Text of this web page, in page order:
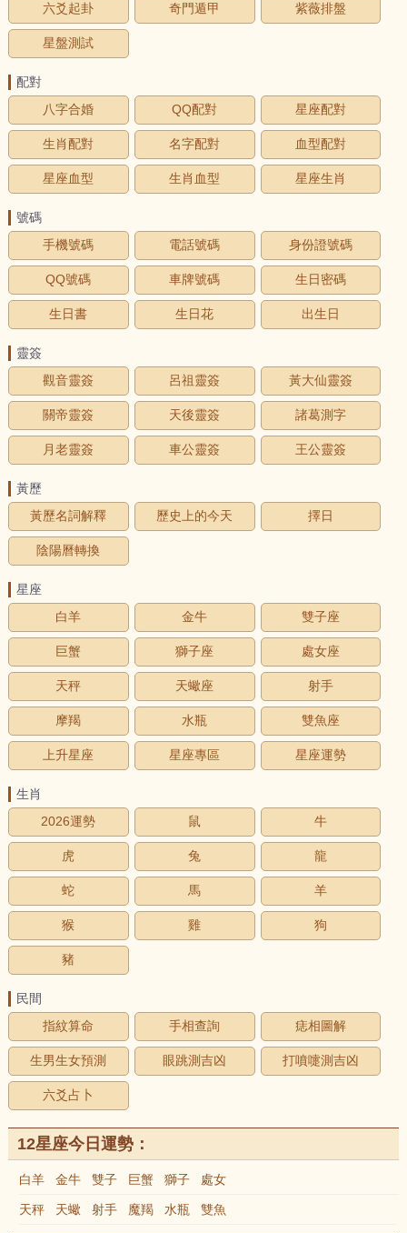
六爻起卦 奇門遁甲 紫薇排盤
星盤測試
配對
八字合婚
QQ配對 星座配對
生肖配對 名字配對 血型配對
星座血型 生肖血型 星座生肖
號碼
手機號碼
電話號碼 身份證號碼
QQ號碼 車牌號碼 生日密碼
生日書 生日花 出生日
靈簽
觀音靈簽
呂祖靈簽 黃大仙靈簽
關帝靈簽 天後靈簽 諸葛測字
月老靈簽 車公靈簽 王公靈簽
黃歷
黃歷名詞解釋
歷史上的今天 擇日
陰陽曆轉換
星座
白羊
金牛 雙子座
巨蟹 獅子座 處女座
天秤 天蠍座 射手
摩羯 水瓶 雙魚座
上升星座 星座專區 星座運勢
生肖
2026運勢
鼠 牛
虎 兔 龍
蛇 馬 羊
猴 雞 狗
豬
民間
指紋算命
手相查詢 痣相圖解
生男生女預測 眼跳測吉凶 打噴嚏測吉凶
六爻占卜
12星座今日運勢：
白羊 金牛 雙子 巨蟹 獅子 處女
天秤 天蠍 射手 魔羯 水瓶 雙魚